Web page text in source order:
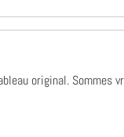
original. Sommes